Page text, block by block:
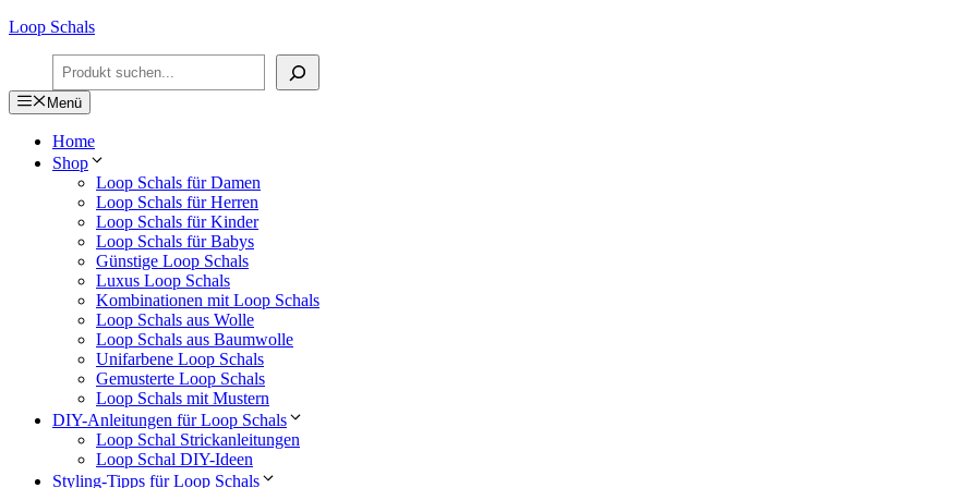
Zum
springen
Loop Schals
Suchen
Menü
Home
Shop
Loop Schals für Damen
Loop Schals für Herren
Loop Schals für Kinder
Loop Schals für Babys
Günstige Loop Schals
Luxus Loop Schals
Kombinationen mit Loop Schals
Loop Schals aus Wolle
Loop Schals aus Baumwolle
Unifarbene Loop Schals
Gemusterte Loop Schals
Loop Schals mit Mustern
DIY-Anleitungen für Loop Schals
Loop Schal Strickanleitungen
Loop Schal DIY-Ideen
Styling-Tipps für Loop Schals